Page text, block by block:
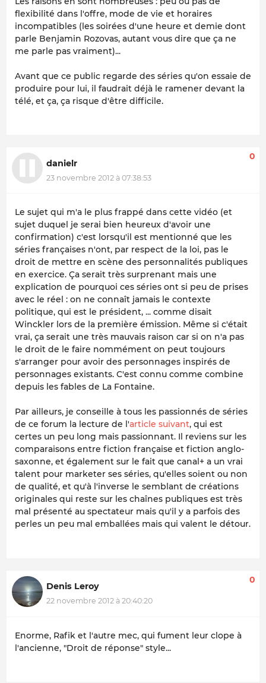
flexibilité dans l'offre, mode de vie et horaires
incompatibles (les soirées d'une heure et demie dont
parle Benjamin Rozovas, autant vous dire que ça ne
me parle pas vraiment)...
Avant que ce public regarde des séries qu'on essaie de
produire pour lui, il faudrait déjà le ramener devant la
télé, et ça, ça risque d'être difficile.
danielr
23 novembre 2012 à 07:38:53
0
Le sujet qui m'a le plus frappé dans cette vidéo (et
sujet duquel je serai bien heureux d'avoir une
confirmation) c'est lorsqu'il est mentionné que les
séries françaises n'ont, par respect de la loi, pas le
droit de mettre en scène des personnalités publiques
en exercice. Ça serait très surprenant mais une
explication de pourquoi ces séries ont si peu de prises
avec le réel : on ne connaît jamais le contexte
politique, qui est le président, ... comme disait
Winckler lors de la première émission. Même si c'était
vrai, ça serait une très mauvais raison car si on n'a pas
le droit de le faire nommément on peut toujours
s'arranger pour avoir des personnages inspirés de
personnages existants. C'est connu comme combine
depuis les fables de La Fontaine.
Par ailleurs, je conseille à tous les passionnés de séries
de ce forum la lecture de l'article suivant, qui est
certes un peu long mais passionnant. Il reviens sur les
comparaisons entre fiction française et fiction anglo-
saxonne, et également sur le fait que canal+ a un vrai
talent pour marketer ses séries, qu'elles soient ou non
de qualité, et qu'à l'inverse le semblant de créations
originales qui reste sur les chaînes publiques est très
mal présenté au spectateur mais qu'il y a parfois des
perles un peu mal emballées mais qui valent le détour.
Denis Leroy
22 novembre 2012 à 20:40:20
0
Enorme, Rafik et l'autre mec, qui fument leur clope à
l'ancienne, "Droit de réponse" style...